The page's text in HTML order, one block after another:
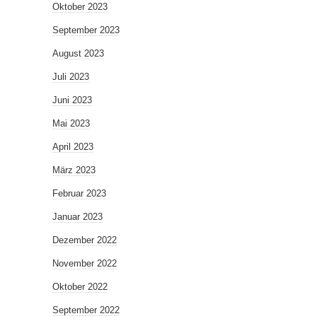
Oktober 2023
September 2023
August 2023
Juli 2023
Juni 2023
Mai 2023
April 2023
März 2023
Februar 2023
Januar 2023
Dezember 2022
November 2022
Oktober 2022
September 2022